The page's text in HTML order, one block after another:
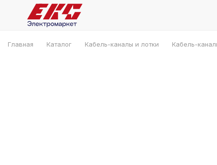
Главная Каталог Кабель-каналы и лотки Кабель-